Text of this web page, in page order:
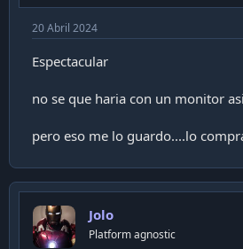
soporte (que la encontré muy
y enchufe.
5. Fuente de poder (enorme)
20 Abril 2024
Espectacular
no se que haria con un monitor asi
pero eso me lo guardo....lo
Jolo
Platform agnostic